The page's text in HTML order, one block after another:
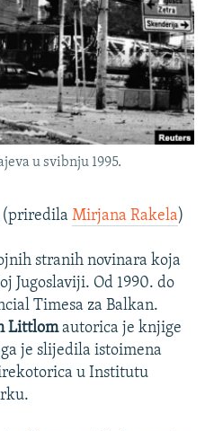
u svibnju 1995.
Mirjana Rakela)
stranih novinara koja
Jugoslaviji. Od 1990. do
Timesa za Balkan.
Littlomautorica je knjige
je slijedila istoimena
u Institutu